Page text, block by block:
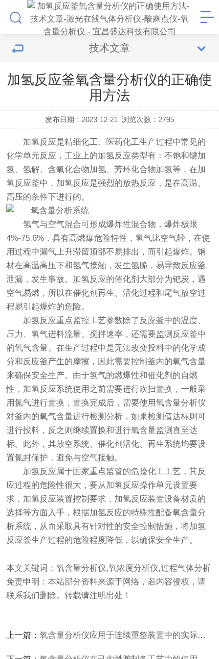
技术文章
加氢反应釜氧含量分析仪的正确使
用方法
发布日期：2023-12-21 浏览次数： 2795
加氢反应是精细化工、医药化工生产过程中常见的
化学单元反应，工业上的加氢反应类型有：不饱和键加
氢、氢解、含氧化合物加氢、芳环化合物加氢等，在加
氢反应釜中，加氢反应是强烈的放热反应，是在高温、
高压的条件下进行的。
氢气与空气混合可形成爆炸性混合物，爆炸极限
4%-75.6%，具有高燃爆危险特性，氢气比空气轻，在使
用过程中漏气上升滞留顶部不易排出，而引起爆炸。钢
材在高温高压下和氢气接触，发生氢脆，易导致反应釜
泄漏，发生事故。加氢反应的催化剂大部分为钯炭，遇
空气易燃，所以在催化剂再生、活化过程和尾气放空过
程易引起爆炸的危险。
加氢反应重点监控工艺参数除了反应釜中的温度、
压力、氢气进料流量、搅拌速率，还需要监测反应釜中
的氧气含量。在生产过程中是无法改变投料中的化学成
分和反应釜产生的摩擦，因此需要控制釜内的氧气含量
来确保安全生产。由于氢气的燃爆性和催化剂的自燃
性，加氢反应系统使用之前需要进行吹扫置换，一般采
用氮气进行置换，置换完成后，需要使用氧含量分析仪
对釜内的氧气含量进行检测分析，如果检测值达标则可
进行投料，反之则继续置换和进行氧含量监测直至达
标。此外，其放空系统、催化剂活化、再生系统均要设
置氮封保护，避免与空气接触。
加氢反应属于国家重点监管的危险化工工艺，其反
应过程的危险性很大，要从加氢反应操作单元设置要
求，加氢反应装置控制要求，加氢反应装置设备材质的
选择等方面入手，根据加氢反应的特殊性配备氧含量分
析系统 ，从而采取具有针对性的安全控制措施，将加氢
反应釜生产过程的危险程度降低，以确保安全生产。
本文关键词：氧含量分析仪,氧浓度分析仪,过程气体分析
免责申明：本站部分资料来源于网络，若内容侵权，请
联系我们删除。转载请注明出处！
上一篇：氧含量分析仪应用于连续重整装置中的实际作用